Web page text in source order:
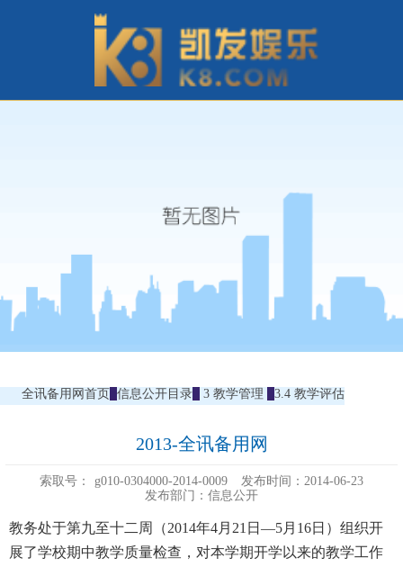
全讯备用网首页 信息公开目录 3 教学管理 3.4 教学评估
2013-全讯备用网
索取号： g010-0304000-2014-0009
发布时间：2014-06-23
发布部门：信息公开
教务处于第九至十二周（2014年4月21日—5月16日）组织开
展了学校期中教学质量检查，对本学期开学以来的教学工作